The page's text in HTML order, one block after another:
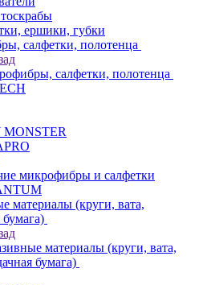
ершики, губки
салфетки, полотенца
салфетки, полотенца
MONSTER
микрофибры и салфетки
материалы (круги, вата,
материалы (круги, вата,
бумага)